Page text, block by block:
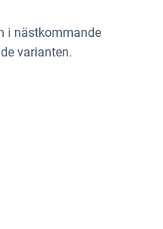
i nästkommande
varianten.